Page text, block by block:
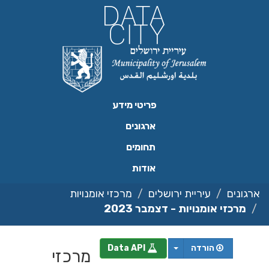
פריטי מידע
ארגונים
תחומים
אודות
ארגונים עיריית ירושלים
מרכזי אומנויות
מרכזי אומנויות - דצמבר 2023
הורדה
מרכזי